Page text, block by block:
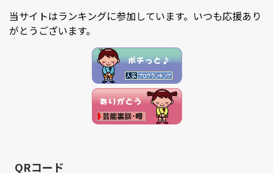
当サイトはランキングに参加しています。いつも応援あり
がとうございます。
QRコード